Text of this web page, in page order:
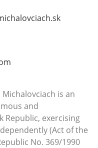
is an
and
Republic, exercising
(Act of the
No. 369/1990